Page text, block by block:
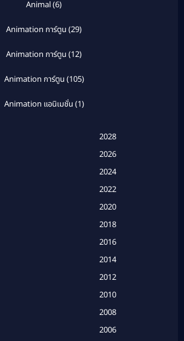
Animal(6)
Animation การ์ตูน (29)
Animation การ์ตูน (12)
Animation การ์ตูน (105)
Animation แอนิเมชั่น (1)
a True Story สร้างจากเรื่องจริง(2)
on a True Story เรื่องจริง (20)
on a True Story เรื่องจริง (16)
2028
2026
2024
2022
2020
2018
2016
2014
2012
2010
2008
2006